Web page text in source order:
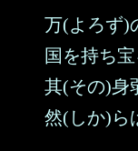
万(よろず)
国を持ち
其(その)身
然(しか)ら